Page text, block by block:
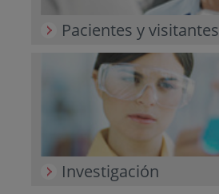
Pacientes y visitantes
Investigación